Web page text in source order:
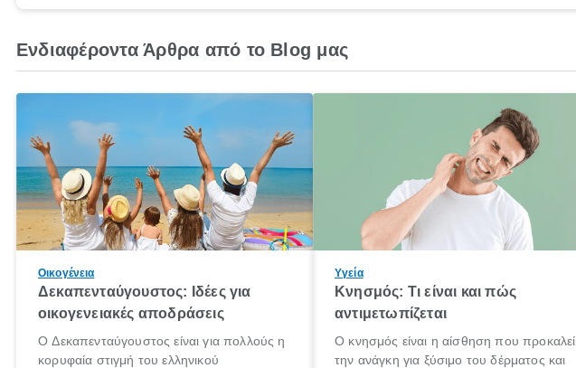
Ενδιαφέροντα Άρθρα από το Blog μας
Οικογένεια
Δεκαπενταύγουστος: Ιδέες για
οικογενειακές αποδράσεις
Ο Δεκαπενταύγουστος είναι για πολλούς η
κορυφαία στιγμή του ελληνικού
Υγεία
Κνησμός: Τι είναι και πώς
αντιμετωπίζεται
Ο κνησμός είναι η αίσθηση που προκαλεί
την ανάγκη για ξύσιμο του δέρματος και